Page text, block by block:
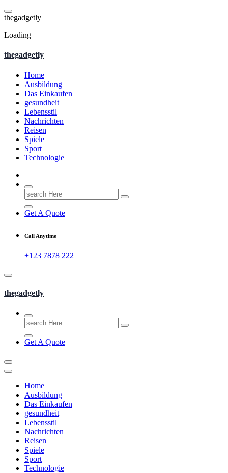
Skip
to
thegadgetly
Loading
thegadgetly
Home
Ausbildung
Das Einkaufen
gesundheit
Lebensstil
Nachrichten
Reisen
Spiele
Sport
Technologie
Search
for:
Get A Quote
Call Anytime
+123 7878 222
thegadgetly
Search
for:
Get A Quote
Home
Ausbildung
Das Einkaufen
gesundheit
Lebensstil
Nachrichten
Reisen
Spiele
Sport
Technologie